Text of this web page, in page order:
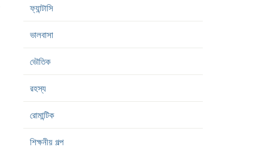
ফ্যান্টাসি
ভালবাসা
ভৌতিক
রহস্য
রোমান্টিক
শিক্ষনীয় গল্প